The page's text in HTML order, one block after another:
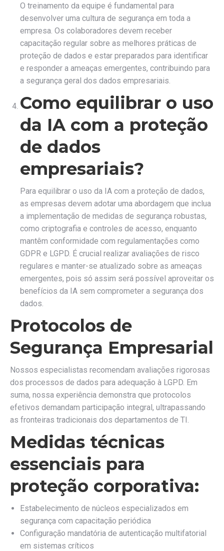
O treinamento da equipe é fundamental para
desenvolver uma cultura de segurança em toda a
empresa. Os colaboradores devem receber
capacitação regular sobre as melhores práticas de
proteção de dados e estar preparados para identificar
e responder a ameaças emergentes, contribuindo para
a segurança geral dos dados empresariais.
Como equilibrar o uso
da IA com a proteção
de dados
empresariais?
Para equilibrar o uso da IA com a proteção de dados,
as empresas devem adotar uma abordagem que inclua
a implementação de medidas de segurança robustas,
como criptografia e controles de acesso, enquanto
mantêm conformidade com regulamentações como
GDPR e LGPD. É crucial realizar avaliações de risco
regulares e manter-se atualizado sobre as ameaças
emergentes, pois só assim será possível aproveitar os
benefícios da IA sem comprometer a segurança dos
dados.
Protocolos de
Segurança Empresarial
Nossos especialistas recomendam avaliações rigorosas
dos processos de dados para adequação à LGPD. Em
suma, nossa experiência demonstra que protocolos
efetivos demandam participação integral, ultrapassando
as fronteiras tradicionais dos departamentos de TI.
Medidas técnicas
essenciais para
proteção corporativa:
Estabelecimento de núcleos especializados em
segurança com capacitação periódica
Configuração mandatória de autenticação multifatorial
em sistemas críticos